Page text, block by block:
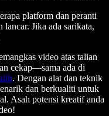
platform dan peranti
Jika ada sarikata,
video atas talian
cekap—sama ada di
. Dengan alat dan teknik
dan berkualiti untuk
Asah potensi kreatif anda